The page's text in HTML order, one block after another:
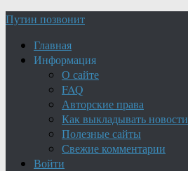
Путин позвонит
Главная
Информация
О сайте
FAQ
Авторские права
Как выкладывать новости
Полезные сайты
Свежие комментарии
Войти